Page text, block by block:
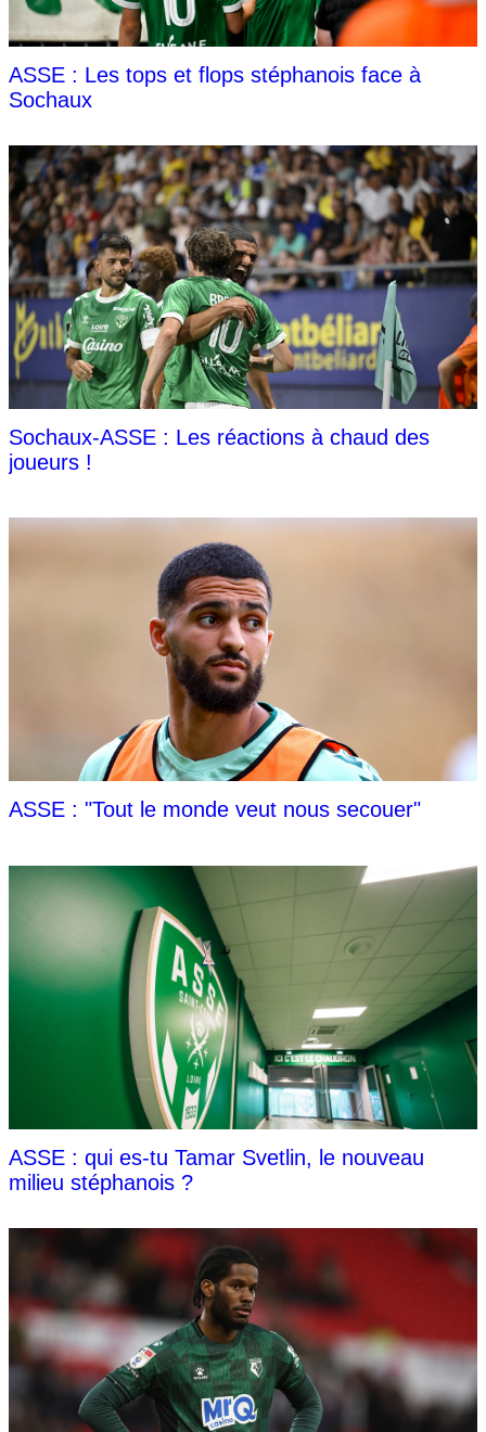
ASSE : Les tops et flops stéphanois face à
Sochaux
Sochaux-ASSE : Les réactions à chaud des
joueurs !
ASSE : "Tout le monde veut nous secouer"
ASSE : qui es-tu Tamar Svetlin, le nouveau
milieu stéphanois ?